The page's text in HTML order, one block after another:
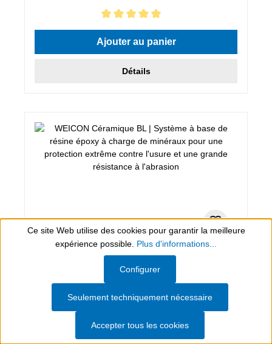
Note moyenne de 5 sur 5 étoiles
Ajouter au panier
Détails
WEICON Céramique BL
Système à base de résine époxy à charge de
minéraux pour une protection extrême contre l'usure
Ce site Web utilise des cookies pour garantir la meilleure
expérience possible. Plus d'informations...
Seulement techniquement nécessaire
Configurer
Accepter tous les cookies